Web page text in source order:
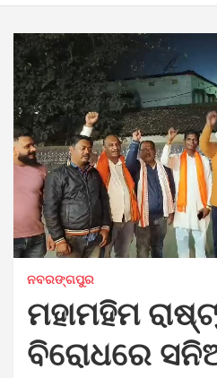
ନବରଙ୍ଗପୁର
ମହାମହିମ
ବିରୋଧରେ